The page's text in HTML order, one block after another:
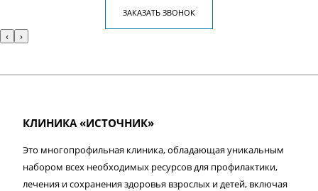
ЗАКАЗАТЬ ЗВОНОК
‹ ›
КЛИНИКА «ИСТОЧНИК»
Это многопрофильная клиника, обладающая уникальным
набором всех необходимых ресурсов для профилактики,
лечения и сохранения здоровья взрослых и детей, включая